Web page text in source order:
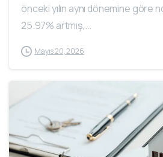
önceki yılın aynı dönemine göre
25.97% artmış,...
Mayıs 20, 2026